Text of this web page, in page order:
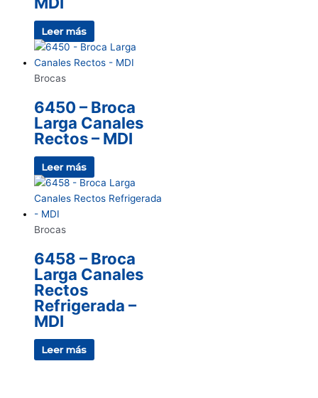
Leer más
Brocas
6450 – Broca
Larga Canales
Rectos – MDI
Leer más
Brocas
6458 – Broca
Larga Canales
Rectos
Refrigerada –
MDI
Leer más